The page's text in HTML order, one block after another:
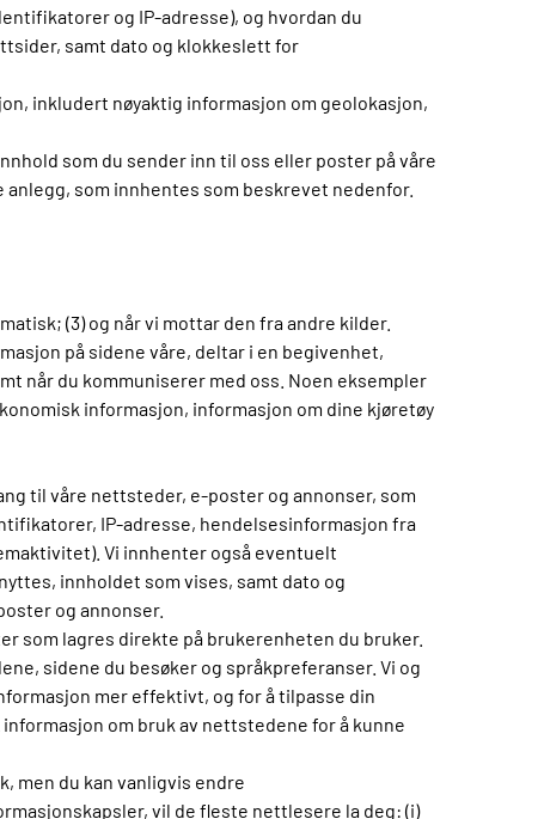
og IP-adresse), og hvordan du
samt dato og klokkeslett for
inkludert nøyaktig informasjon om geolokasjon,
som du sender inn til oss eller poster på våre
som innhentes som beskrevet nedenfor.
(3) og når vi mottar den fra andre kilder.
på sidene våre, deltar i en begivenhet,
når du kommuniserer med oss. Noen eksempler
informasjon, informasjon om dine kjøretøy
til våre nettsteder, e-poster og annonser, som
IP-adresse, hendelsesinformasjon fra
Vi innhenter også eventuelt
innholdet som vises, samt dato og
og annonser.
som lagres direkte på brukerenheten du bruker.
sidene du besøker og språkpreferanser. Vi og
mer effektivt, og for å tilpasse din
om bruk av nettstedene for å kunne
men du kan vanligvis endre
vil de fleste nettlesere la deg: (i)